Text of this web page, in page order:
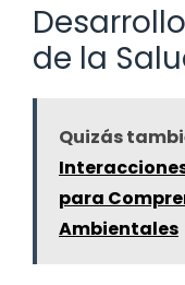
de la
Quizás
para
Ambientales